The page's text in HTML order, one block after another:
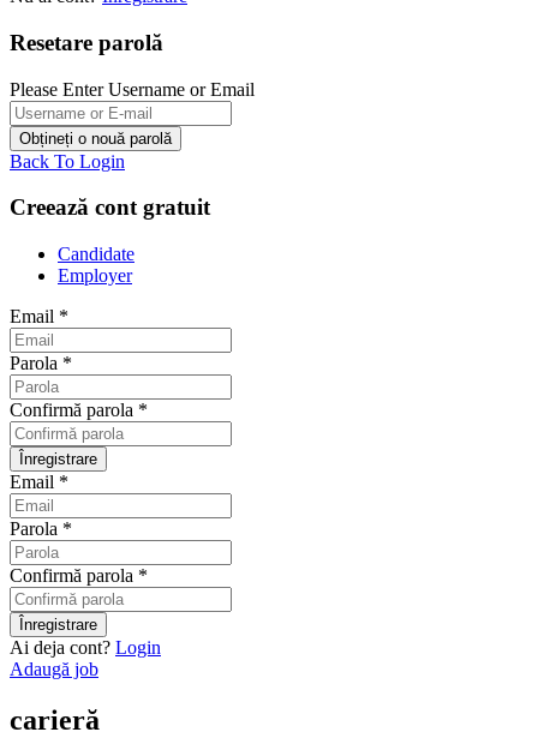
Resetare parolă
Please Enter Username or Email
Back To Login
Creează cont gratuit
Candidate
Employer
Email *
Parola *
Confirmă parola *
Email *
Parola *
Confirmă parola *
Ai deja cont? Login
Adaugă job
carieră